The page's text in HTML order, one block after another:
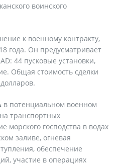
воинского
к военному контракту,
года. Он предусматривает
44 пусковые установки,
Общая стоимость сделки
в потенциальном военном
транспортных
морского господства в водах
заливе, огневая
обеспечение
участие в операциях